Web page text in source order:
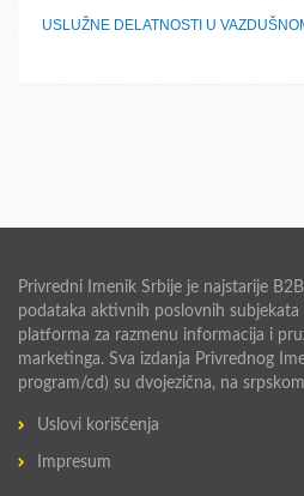
USLUŽNE DELATNOSTI U
Privredni Imenik Srbije je najstarije
podataka aktivnih poslovnih subjekata
platforma za razmenu informacija i
marketinga. Sva izdanja Privrednog
program/cd) su dvojezična, na
Uslovi korišćenja
Impresum